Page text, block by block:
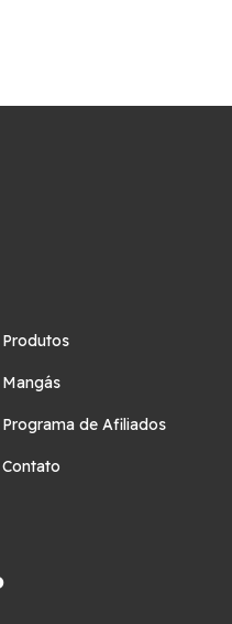
Produtos
Mangás
Programa de Afiliados
Contato